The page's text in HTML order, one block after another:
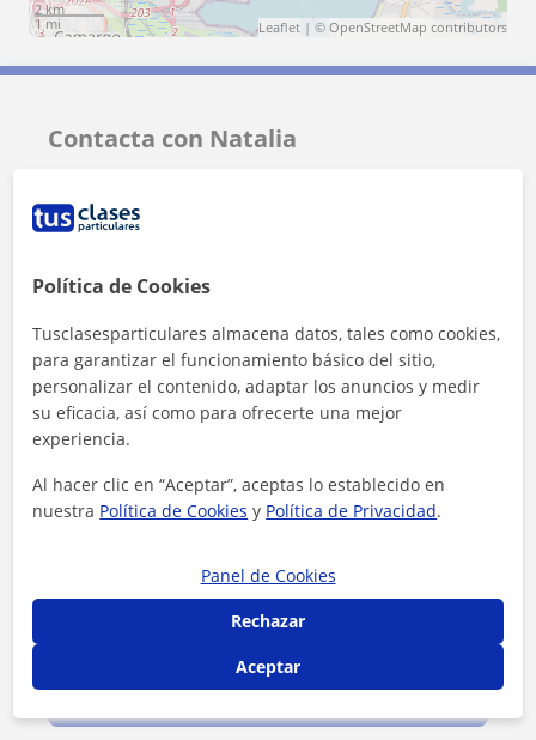
2 km
1 mi
Leaflet | © OpenStreetMap contributors
Contacta con Natalia
Tarifa
Al hacer clic, aceptas nuestroaviso legal
Contactar ahora
Política de Cookies
Tusclasesparticulares almacena datos, tales como cookies,
para garantizar el funcionamiento básico del sitio,
personalizar el contenido, adaptar los anuncios y medir
su eficacia, así como para ofrecerte una mejor
experiencia.
Al hacer clic en “Aceptar”, aceptas lo establecido en
nuestra Política de Cookies y Política de Privacidad.
Panel de Cookies
Rechazar
Aceptar